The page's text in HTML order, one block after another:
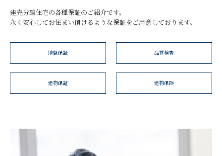
建売分譲住宅の各種保証のご紹介です。
永く安心してお住まい頂けるような保証をご用意しております。
地盤保証 品質検査
建物保証 建物保険